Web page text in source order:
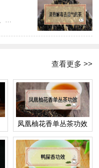
清热解毒去湿气的茶有金银花茶、菊花茶、竹叶饮、五花茶、辛凉饮等，这些茶清热除湿效果都很好，特别适合夏季使用。
查看更多 >>
凤凰柚花香单丛茶功效